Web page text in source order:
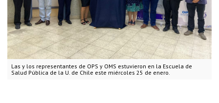
Las y los representantes de OPS y OMS estuvieron en la Escuela de
Salud Pública de la U. de Chile este miércoles 25 de enero.